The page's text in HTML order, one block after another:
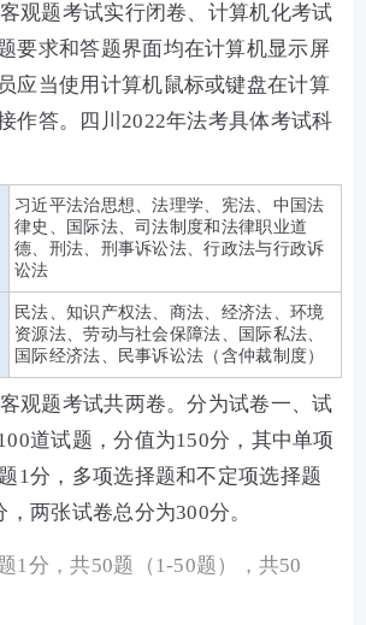
观题考试实行闭卷、计算机化考试
要求和答题界面均在计算机显示屏
应当使用计算机鼠标或键盘在计算
作答。四川2022年法考具体考试科
习近平法治思想、法理学、宪法、中国法
律史、国际法、司法制度和法律职业道
德、刑法、刑事诉讼法、行政法与行政诉
讼法
民法、知识产权法、商法、经济法、环境
资源法、劳动与社会保障法、国际私法、
国际经济法、民事诉讼法（含仲裁制度）
观题考试共两卷。分为试卷一、试
道试题，分值为150分，其中单项
1分，多项选择题和不定项选择题
两张试卷总分为300分。
1分，共50题（1-50题），共50